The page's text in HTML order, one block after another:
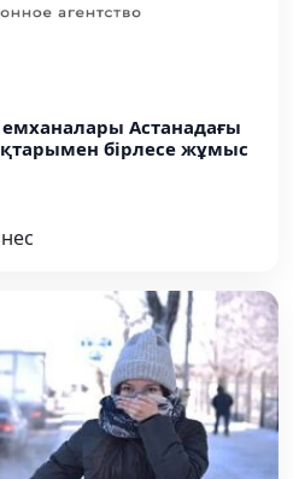
Астанадағы
бірлесе жұмыс